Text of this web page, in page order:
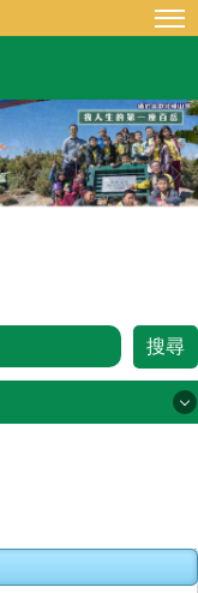
搜尋